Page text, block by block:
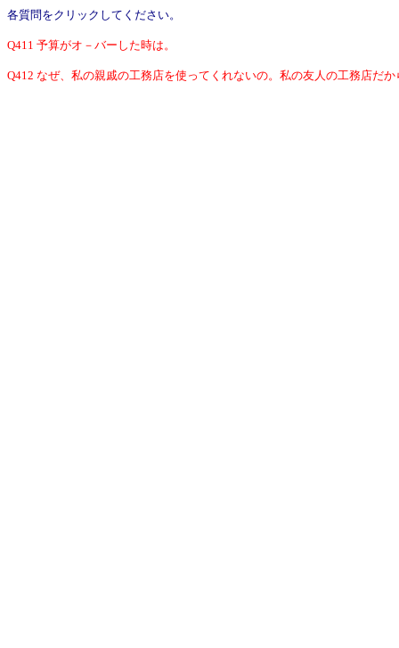
各質問をクリックしてください。
Q411 予算がオ－バーした時は。
Q412 なぜ、私の親戚の工務店を使ってくれないの。私の友人の工務店だ